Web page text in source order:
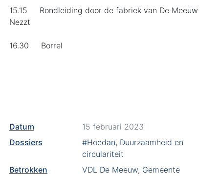
15.15 Rondleiding door de fabriek van De Meeuw
Nezzt
16.30 Borrel
Datum
15 februari 2023
Dossiers
#Hoedan, Duurzaamheid en
circulariteit
Betrokken
VDL De Meeuw, Gemeente